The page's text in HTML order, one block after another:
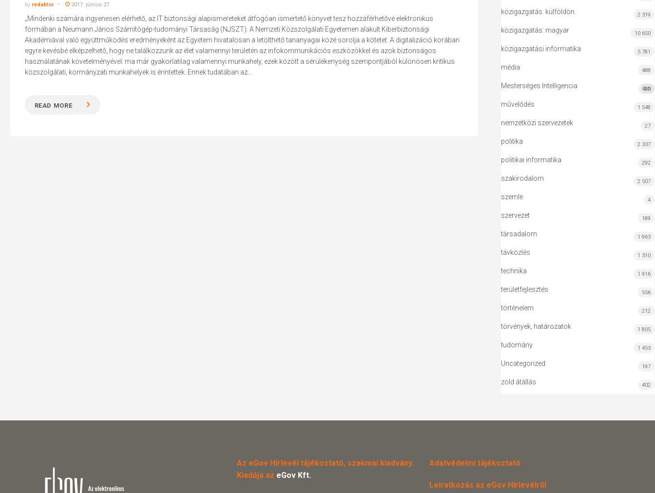
by redaktor 2017. június 27.
„Mindenki számára ingyenesen elérhető, az IT biztonsági alapismereteket átfogóan ismertető könyvet tesz hozzáférhetővé elektronikus
formában a Neumann János Számítógép-tudományi Társaság (NJSZT). A Nemzeti Közszolgálati Egyetemen alakult Kiberbiztonsági
Akadémiával való együttműködés eredményeként az Egyetem hivatalosan a letölthető tananyagai közé sorolja a kötetet. A digitalizáció korában
egyre kevésbé elképzelhető, hogy ne találkozzunk az élet valamennyi területén az infokommunikációs eszközökkel és azok biztonságos
használatának követelményével: ma már gyakorlatilag valamennyi munkahely, ezek között a sérülékenység szempontjából különösen kritikus
közszolgálati, kormányzati munkahelyek is érintettek. Ennek tudatában az...
READ MORE
közigazgatás: külföldön 2 319
közigazgatás: magyar 10 650
közigazgatási informatika 5 781
média 488
Mesterséges Intelligencia MI
420
művelődés 1 548
nemzetközi szervezetek 27
politika 2 337
politikai informatika 292
szakirodalom 2 507
szemle 4
szervezet 189
társadalom 1 963
távközlés 1 310
technika 1 916
területfejlesztés 556
történelem 212
törvények, határozatok 1 805
tudomány 1 453
Uncategorized 197
zöld átállás 402
Az eGov Hírlevél tájékoztató, szakmai kiadvány.
Kiadója az eGov Kft.
Adatvédelmi tájékoztató
Leiratkozás az eGov Hírlevélről